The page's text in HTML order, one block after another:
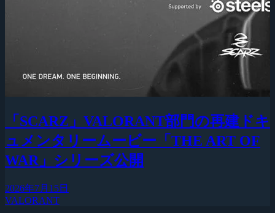
「SCARZ」VALORANT部門の再建ドキ
ュメンタリームービー「THE ART OF
WAR」シリーズ公開
2026年7月15日
VALORANT